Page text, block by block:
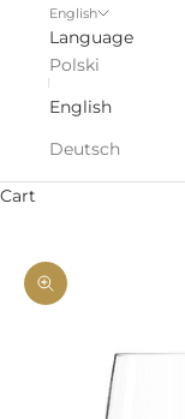
English
Language
Polski
English
Deutsch
Cart
Zoom picture